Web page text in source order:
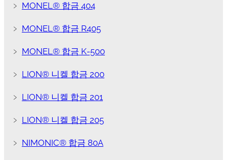
﹥ MONEL® 합금 404
﹥ MONEL® 합금 R405
﹥ MONEL® 합금 K-500
﹥ LION® 니켈 합금 200
﹥ LION® 니켈 합금 201
﹥ LION® 니켈 합금 205
﹥ NIMONIC® 합금 80A